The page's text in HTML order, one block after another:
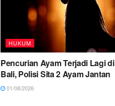
HUKUM
Pencurian Ayam Terjadi Lagi di
Bali, Polisi Sita 2 Ayam Jantan
01/08/2026